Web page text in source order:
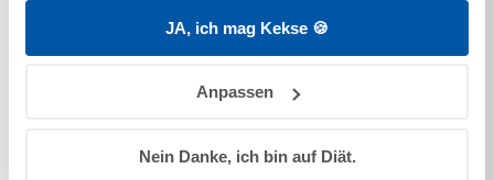
JA, ich mag Kekse 🍪
Anpassen
Nein Danke, ich bin auf Diät.
Zusätzliche Informationen
Zusätzliche Informationen